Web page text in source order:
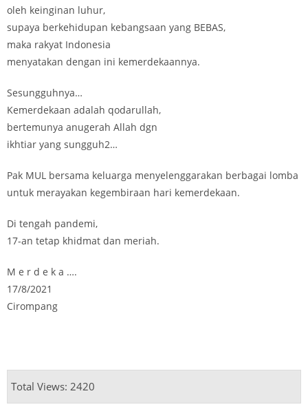
oleh keinginan luhur,
supaya berkehidupan kebangsaan yang BEBAS,
maka rakyat Indonesia
menyatakan dengan ini kemerdekaannya.
Sesungguhnya…
Kemerdekaan adalah qodarullah,
bertemunya anugerah Allah dgn
ikhtiar yang sungguh2…
Pak MUL bersama keluarga menyelenggarakan berbagai lomba
untuk merayakan kegembiraan hari kemerdekaan.
Di tengah pandemi,
17-an tetap khidmat dan meriah.
M e r d e k a ….
17/8/2021
Cirompang
Total Views: 2420